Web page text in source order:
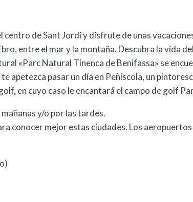
de Sant Jordi y disfrute de unas
entre el mar y la montaña. Descubra la vida
«Parc Natural Tinenca de Benifassa» se
apetezca pasar un día en Peñíscola, un
en cuyo caso le encantará el campo de golf
y/o por las tardes.
conocer mejor estas ciudades. Los